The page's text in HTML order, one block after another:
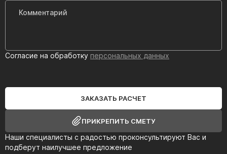
Наши специалисты с радостью проконсультируют Вас и
подберут наилучшее предложение
Согласие на обработку персональных данных
ЗАКАЗАТЬ РАСЧЕТ
ПРИКРЕПИТЬ СМЕТУ